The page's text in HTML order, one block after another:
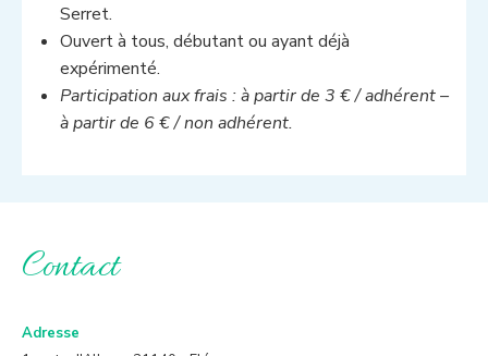
Serret.
Ouvert à tous, débutant ou ayant déjà
expérimenté.
Participation aux frais : à partir de 3 € / adhérent –
à partir de 6 € / non adhérent.
Contact
Adresse